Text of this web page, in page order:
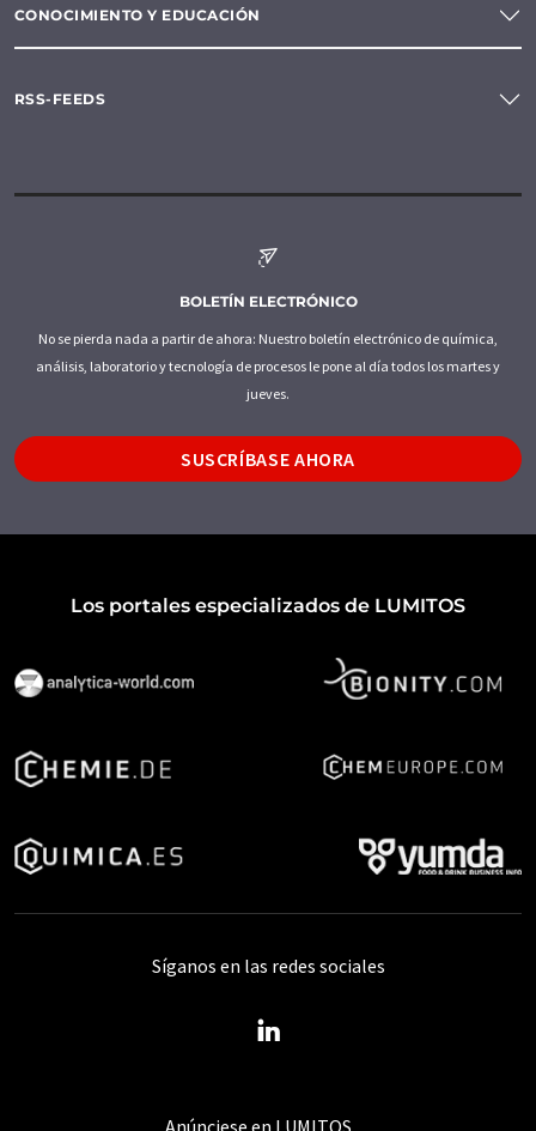
CONOCIMIENTO Y EDUCACIÓN
RSS-FEEDS
BOLETÍN ELECTRÓNICO
No se pierda nada a partir de ahora: Nuestro boletín electrónico de química,
análisis, laboratorio y tecnología de procesos le pone al día todos los martes y
jueves.
SUSCRÍBASE AHORA
Los portales especializados de LUMITOS
Anúnciese en LUMITOS
Síganos en las redes sociales